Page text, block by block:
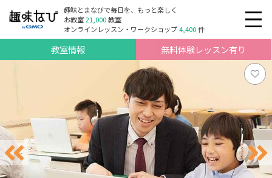
趣味とまなびで毎日を、もっと楽しく
お教室21,000教室
オンラインレッスン・ワークショップ4,400件
教室情報 無料体験レッスン有り